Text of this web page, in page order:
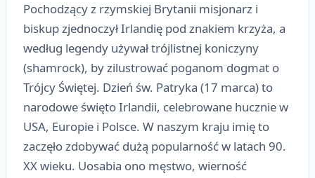
Pochodzący z rzymskiej Brytanii misjonarz i
biskup zjednoczył Irlandię pod znakiem krzyża, a
według legendy używał trójlistnej koniczyny
(shamrock), by zilustrować poganom dogmat o
Trójcy Świętej. Dzień św. Patryka (17 marca) to
narodowe święto Irlandii, celebrowane hucznie w
USA, Europie i Polsce. W naszym kraju imię to
zaczęło zdobywać dużą popularność w latach 90.
XX wieku. Uosabia ono męstwo, wierność